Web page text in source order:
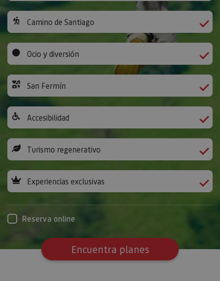
Camino de Santiago
Ocio y diversión
San Fermín
Accesibilidad
Turismo regenerativo
Experiencias exclusivas
Reserva online
Encuentra planes